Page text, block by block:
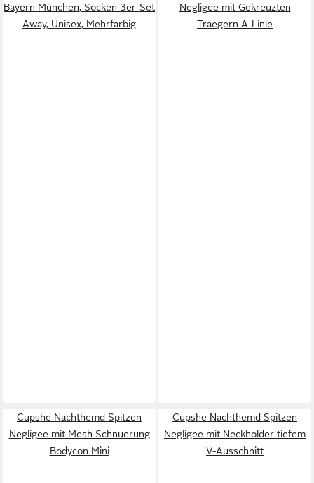
Bayern München, Socken 3er-Set
Away, Unisex, Mehrfarbig
Negligee mit Gekreuzten
Traegern A-Linie
Cupshe Nachthemd Spitzen
Negligee mit Mesh Schnuerung
Bodycon Mini
Cupshe Nachthemd Spitzen
Negligee mit Neckholder tiefem
V-Ausschnitt